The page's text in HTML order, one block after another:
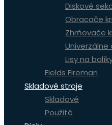
Diskové
Obracače
Zhrňovače
Lisy na
Fields Fireman
Skladové stroje
Skladové
Použité